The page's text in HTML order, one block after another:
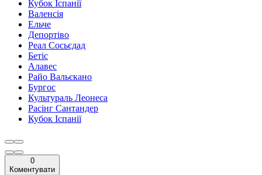
Кубок Іспанії
Валенсія
Ельче
Депортіво
Реал Сосьєдад
Бетіс
Алавес
Райо Вальєкано
Бургос
Культураль Леонеса
Расінг Сантандер
Кубок Іспанії
0
Коментувати